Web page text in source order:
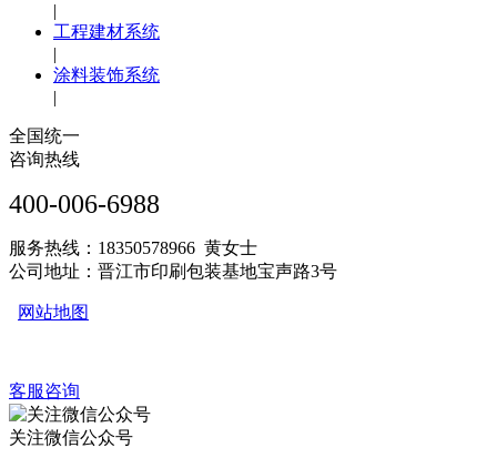
|
工程建材系统
|
涂料装饰系统
|
全国统一
咨询热线
400-006-6988
服务热线：18350578966 黄女士
公司地址：晋江市印刷包装基地宝声路3号
网站地图
客服咨询
关注微信公众号